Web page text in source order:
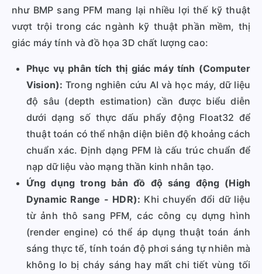
như BMP sang PFM mang lại nhiều lợi thế kỹ thuật
vượt trội trong các ngành kỹ thuật phần mềm, thị
giác máy tính và đồ họa 3D chất lượng cao:
Phục vụ phân tích thị giác máy tính (Computer
Vision): Trong nghiên cứu AI và học máy, dữ liệu
độ sâu (depth estimation) cần được biểu diễn
dưới dạng số thực dấu phẩy động Float32 để
thuật toán có thể nhận diện biên độ khoảng cách
chuẩn xác. Định dạng PFM là cấu trúc chuẩn để
nạp dữ liệu vào mạng thần kinh nhân tạo.
Ứng dụng trong bản đồ độ sáng động (High
Dynamic Range - HDR): Khi chuyển đổi dữ liệu
từ ảnh thô sang PFM, các công cụ dựng hình
(render engine) có thể áp dụng thuật toán ánh
sáng thực tế, tính toán độ phơi sáng tự nhiên mà
không lo bị cháy sáng hay mất chi tiết vùng tối